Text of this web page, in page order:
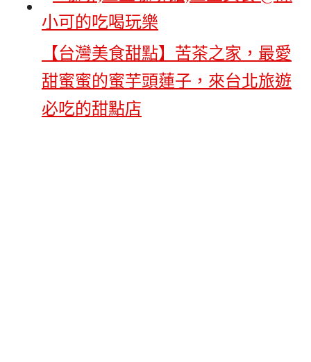
【台灣美食甜點】苦茶之家，最愛
甜蜜蜜的蜜芋頭蓮子，來台北旅遊
必吃的甜點店